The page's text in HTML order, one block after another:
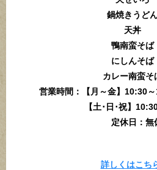
鍋焼きうど
天丼
鴨南蛮そ
にしんそ
カレー南蛮
営業時間：【月～金】10:30
【土･日･祝】
定休日：無
詳しくはこち